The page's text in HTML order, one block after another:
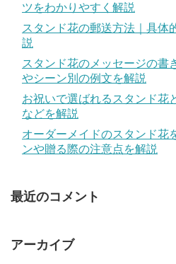
ツをわかりやすく解説
スタンド花の郵送方法｜具体
説
スタンド花のメッセージの書
やシーン別の例文を解説
お祝いで選ばれるスタンド花
などを解説
オーダーメイドのスタンド花
ンや贈る際の注意点を解説
最近のコメント
アーカイブ